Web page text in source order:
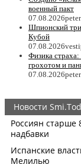
военный пакт
07.08.2026
Шпионский
Кубой
07.08.2026
Физика
грохотом и
07.08.2026